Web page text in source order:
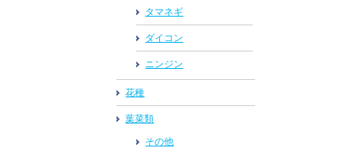
タマネギ
ダイコン
ニンジン
花種
葉菜類
その他